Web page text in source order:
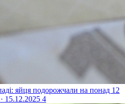
яйця подорожчали на понад 12
15.12.2025 4